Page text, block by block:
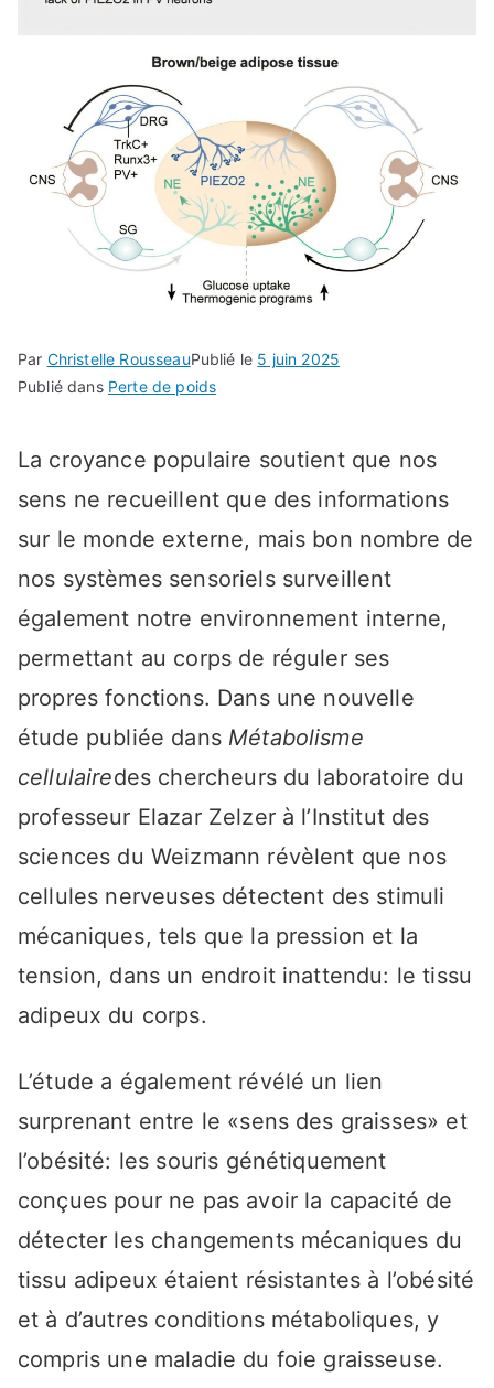
Par Christelle RousseauPublié le 5 juin 2025
Publié dans Perte de poids
La croyance populaire soutient que nos
sens ne recueillent que des informations
sur le monde externe, mais bon nombre de
nos systèmes sensoriels surveillent
également notre environnement interne,
permettant au corps de réguler ses
propres fonctions. Dans une nouvelle
étude publiée dans Métabolisme
cellulairedes chercheurs du laboratoire du
professeur Elazar Zelzer à l’Institut des
sciences du Weizmann révèlent que nos
cellules nerveuses détectent des stimuli
mécaniques, tels que la pression et la
tension, dans un endroit inattendu: le tissu
adipeux du corps.
L’étude a également révélé un lien
surprenant entre le «sens des graisses» et
l’obésité: les souris génétiquement
conçues pour ne pas avoir la capacité de
détecter les changements mécaniques du
tissu adipeux étaient résistantes à l’obésité
et à d’autres conditions métaboliques, y
compris une maladie du foie graisseuse.